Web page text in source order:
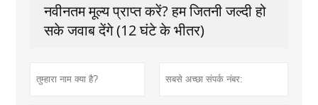
नवीनतम मूल्य प्राप्त करें? हम जितनी जल्दी हो
सके जवाब देंगे (12 घंटे के भीतर)